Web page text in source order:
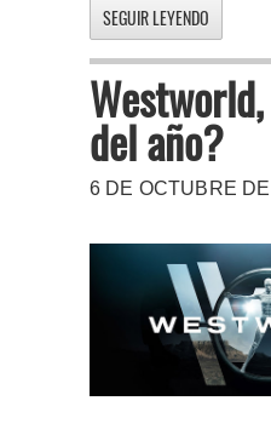
SEGUIR LEYENDO
del año?
6 DE OCTUBRE